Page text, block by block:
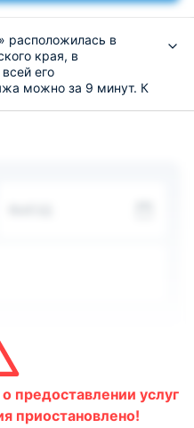
расположилась в
края, в
его
можно за 9 минут. К
на всей
предоставлении услуг
приостановлено!